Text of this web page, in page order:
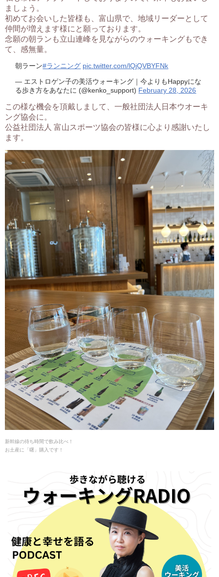
ましょう。
初めてお会いした皆様も、富山県で、地域リーダーとして
仲間が増えます様にと願っております。
念願の朝ランも立山連峰を見ながらのウォーキングもでき
て、感無量。
朝ラーン#ランニング pic.twitter.com/lQjQVBYFNk
— エストロゲン子の美活ウォーキング｜今よりもHappyにな
る歩き方をあなたに (@kenko_support) February 28, 2026
この様な機会を頂戴しまして、一般社団法人日本ウオーキ
ング協会に。
公益社団法人 富山スポーツ協会の皆様に心より感謝いたし
ます。
新幹線の待ち時間で飲み比べ！
お土産に「曙」購入です！